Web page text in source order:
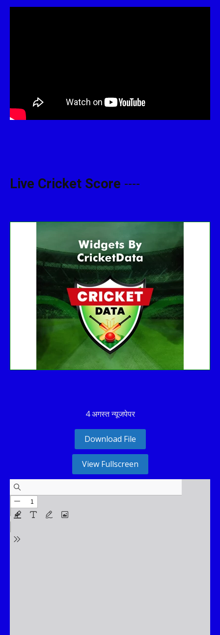
Live Cricket Score ----
No live matches found.
See recent results
See fixtures
4 अगस्त न्यूजपेपर
Download File
View Fullscreen